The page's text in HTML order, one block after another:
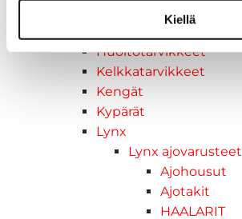
Kiellä
Ajohanskat
Huoltotarvikkeet
Kelkkatarvikkeet
Kengät
Kypärät
Lynx
Lynx ajovarusteet
Ajohousut
Ajotakit
HAALARIT